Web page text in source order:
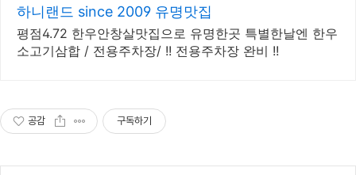
하니랜드 since 2009 유명맛집
평점4.72 한우안창살맛집으로 유명한곳 특별한날엔 한우
소고기삼합 / 전용주차장/ !! 전용주차장 완비 !!
공감 구독하기